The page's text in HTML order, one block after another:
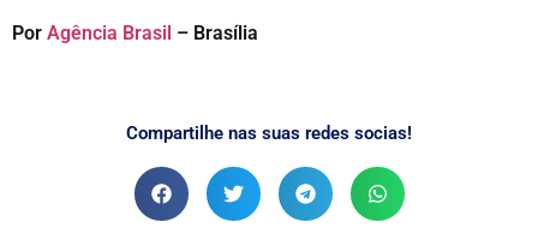
Por Agência Brasil – Brasília
Compartilhe nas suas redes socias!